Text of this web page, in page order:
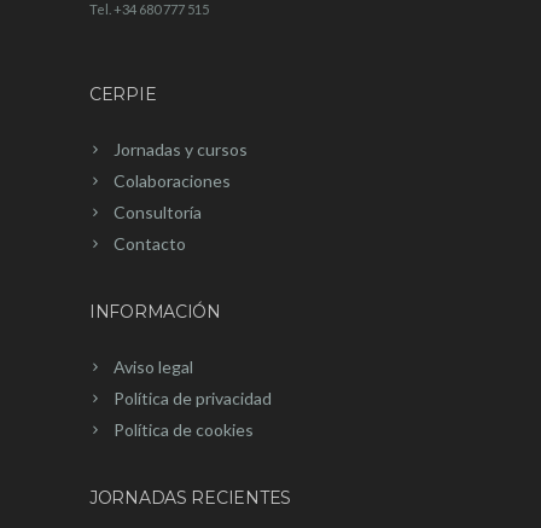
Tel. +34 680 777 515
CERPIE
Jornadas y cursos
Colaboraciones
Consultoría
Contacto
INFORMACIÓN
Aviso legal
Política de privacidad
Política de cookies
JORNADAS RECIENTES